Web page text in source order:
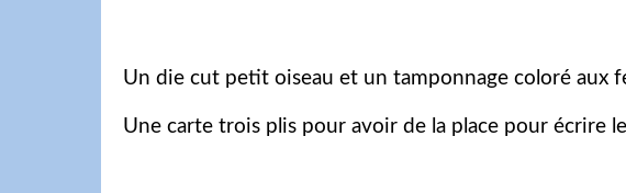
Un die cut petit oiseau et un tamponnage coloré aux
Une carte trois plis pour avoir de la place pour écrire